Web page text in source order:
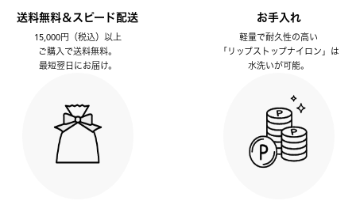
送料無料＆スピード配送
15,000円（税込）以上
ご購入で送料無料。
最短翌日にお届け。
お手入れ
軽量で耐久性の高い
「リップストップナイロン」は
水洗いが可能。